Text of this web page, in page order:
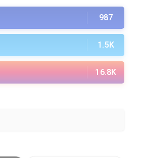
987
1.5K
16.8K